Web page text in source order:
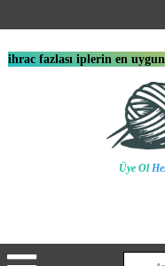
ihrac fazlası iplerin en
Üye Ol